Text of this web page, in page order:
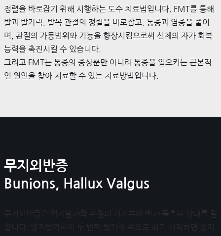
정렬을 바로잡기 위해 시행하는 도수 치료법입니다. FMT를 통해
발과 발가락, 발목 관절의 정렬을 바로잡고, 통증과 염증을 줄이
며, 관절의 가동범위와 기능을 향상시킴으로써 신체의 자가 회복
능력을 촉진시킬 수 있습니다.
그리고 FMT는 통증의 증상뿐만 아니라 통증을 일으키는 근본적
인 원인을 찾아 치료할 수 있는 치료방법입니다.
무지외반증
Bunions, Hallux Valgus
무지외반증은 엄지발가락 관절의 기저부에 뼈가 돌출된 상태를 말
합니다. 엄지발가락이 두 번째 발가락 쪽으로 휘기 시작하면 엄지